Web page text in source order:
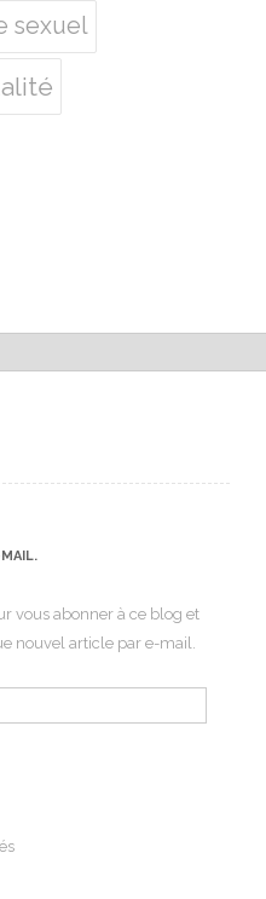
sexuel
vous abonner à ce blog et
nouvel article par e-mail.